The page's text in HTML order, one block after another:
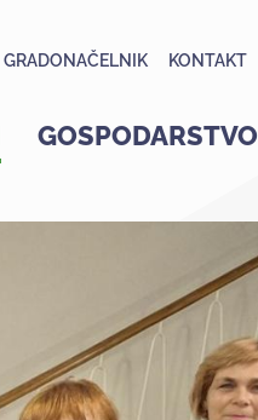
GRADONAČELNIK KONTAKT
GOSPODARSTVO